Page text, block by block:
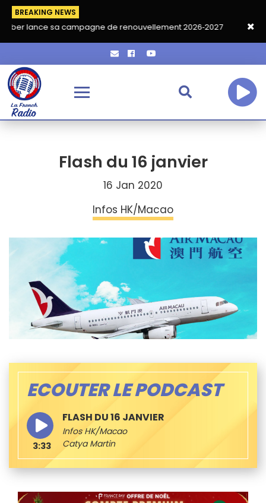
BREAKING NEWS
campagne de renouvellement 2026‑2027 Grand café de
Flash du 16 janvier
16 Jan 2020
Infos HK/Macao
ECOUTER LE PODCAST
FLASH DU 16 JANVIER
Infos HK/Macao
Catya Martin
3:33